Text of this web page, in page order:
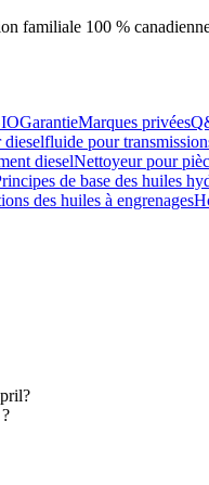
familiale 100 %
GarantieMarques privées
fluide pour
dieselNettoyeur pour
de base des huiles
des huiles à engrenages